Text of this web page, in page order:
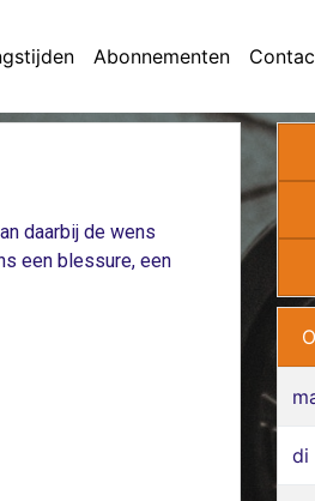
Abonnementen
daarbij de wens
een blessure, een
di